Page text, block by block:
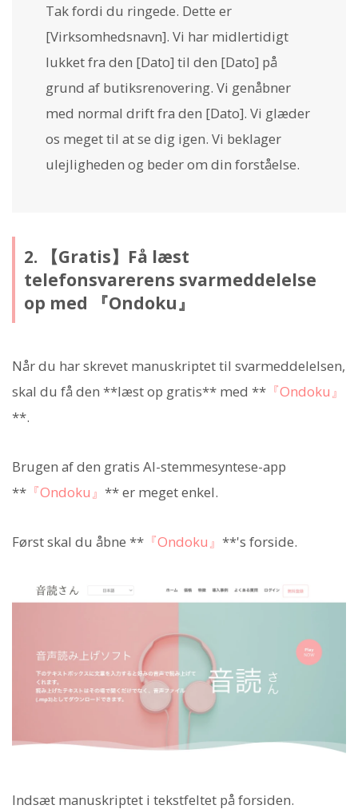
Tak fordi du ringede. Dette er
[Virksomhedsnavn]. Vi har midlertidigt
lukket fra den [Dato] til den [Dato] på
grund af butiksrenovering. Vi genåbner
med normal drift fra den [Dato]. Vi glæder
os meget til at se dig igen. Vi beklager
ulejligheden og beder om din forståelse.
2. 【Gratis】Få læst
telefonsvarerens svarmeddelelse
op med 『Ondoku』
Når du har skrevet manuskriptet til svarmeddelelsen,
skal du få den **læst op gratis** med ** 『Ondoku』
**.
Brugen af den gratis AI-stemmesyntese-app
** 『Ondoku』 ** er meget enkel.
Først skal du åbne ** 『Ondoku』 **'s forside.
Indsæt manuskriptet i tekstfeltet på forsiden.